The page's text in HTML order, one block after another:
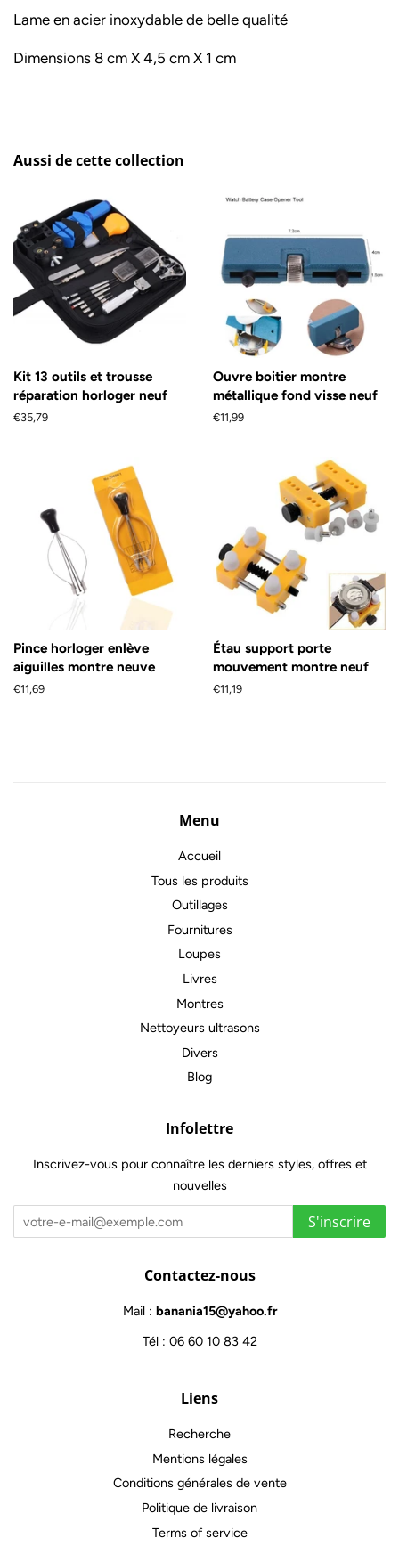
Lame en acier inoxydable de belle qualité
Dimensions 8 cm X 4,5 cm X 1 cm
Aussi de cette collection
Kit 13 outils et trousse
réparation horloger neuf
Prix
€35,79
Ouvre boitier montre
métallique fond visse neuf
Prix
€11,99
Pince horloger enlève
aiguilles montre neuve
Prix
€11,69
Étau support porte
mouvement montre neuf
Prix
€11,19
Menu
Accueil
Tous les produits
Outillages
Fournitures
Loupes
Livres
Montres
Nettoyeurs ultrasons
Divers
Blog
Infolettre
Inscrivez-vous pour connaître les derniers styles, offres et
nouvelles
S'inscrire
Contactez-nous
Mail : banania15@yahoo.fr
Tél : 06 60 10 83 42
Liens
Recherche
Mentions légales
Conditions générales de vente
Politique de livraison
Terms of service